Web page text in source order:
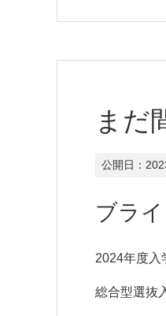
まだ
公開日：
ブラ
2024年度入
総合型選抜